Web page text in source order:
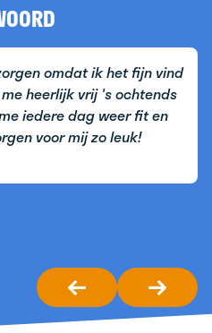
omdat ik het fijn vind
heerlijk vrij 's ochtends
iedere dag weer fit en
voor mij zo leuk!